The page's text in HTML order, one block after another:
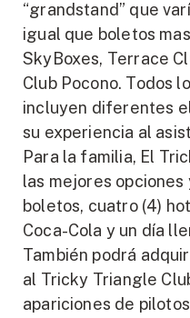
“grandstand” que
igual que boletos
SkyBoxes, Terrace
Club Pocono. Todos
incluyen diferentes
su experiencia al
Para la familia, El
las mejores
boletos, cuatro (4)
Coca-Cola y un día
También podrá
al Tricky Triangle
apariciones de